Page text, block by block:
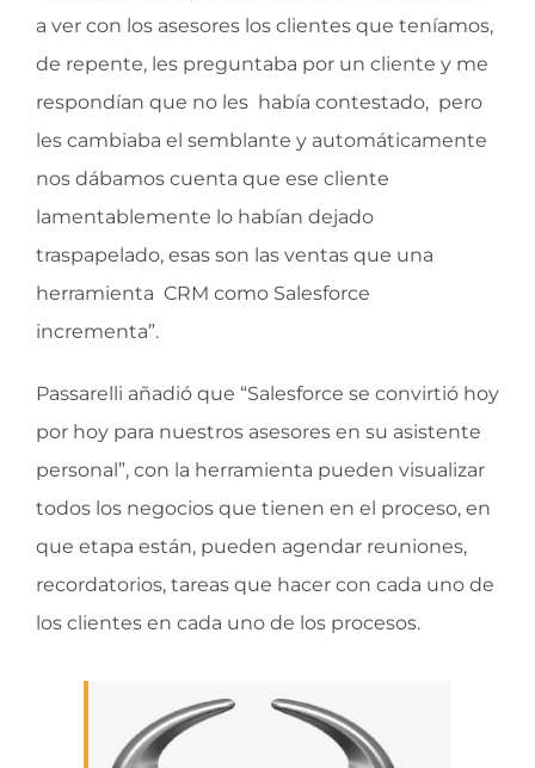
a ver con los asesores los clientes que teníamos,
de repente, les preguntaba por un cliente y me
respondían que no les había contestado, pero
les cambiaba el semblante y automáticamente
nos dábamos cuenta que ese cliente
lamentablemente lo habían dejado
traspapelado, esas son las ventas que una
herramienta CRM como Salesforce
incrementa”.
Passarelli añadió que “Salesforce se convirtió hoy
por hoy para nuestros asesores en su asistente
personal”, con la herramienta pueden visualizar
todos los negocios que tienen en el proceso, en
que etapa están, pueden agendar reuniones,
recordatorios, tareas que hacer con cada uno de
los clientes en cada uno de los procesos.